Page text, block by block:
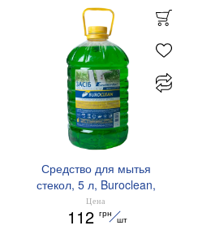
Средство для мытья
стекол, 5 л, Buroclean,
1070060
Цена
112 грн
шт